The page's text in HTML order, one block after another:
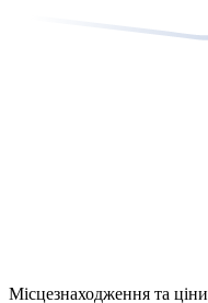
Місцезнаходження та ціни